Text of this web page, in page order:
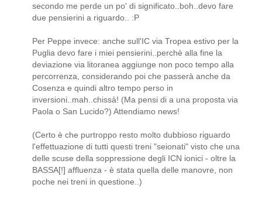
secondo me perde un po' di significato..boh..devo fare
due pensierini a riguardo.. :P
Per Peppe invece: anche sull'IC via Tropea estivo per la
Puglia devo fare i miei pensierini..perchè alla fine la
deviazione via litoranea aggiunge non poco tempo alla
percorrenza, considerando poi che passerà anche da
Cosenza e quindi altro tempo perso in
inversioni..mah..chissà! (Ma pensi di a una proposta via
Paola o San Lucido?) Attendiamo news!
(Certo è che purtroppo resto molto dubbioso riguardo
l'effettuazione di tutti questi treni "seionati" visto che una
delle scuse della soppressione degli ICN ionici - oltre la
BASSA[!] affluenza - è stata quella delle manovre, non
poche nei treni in questione..)